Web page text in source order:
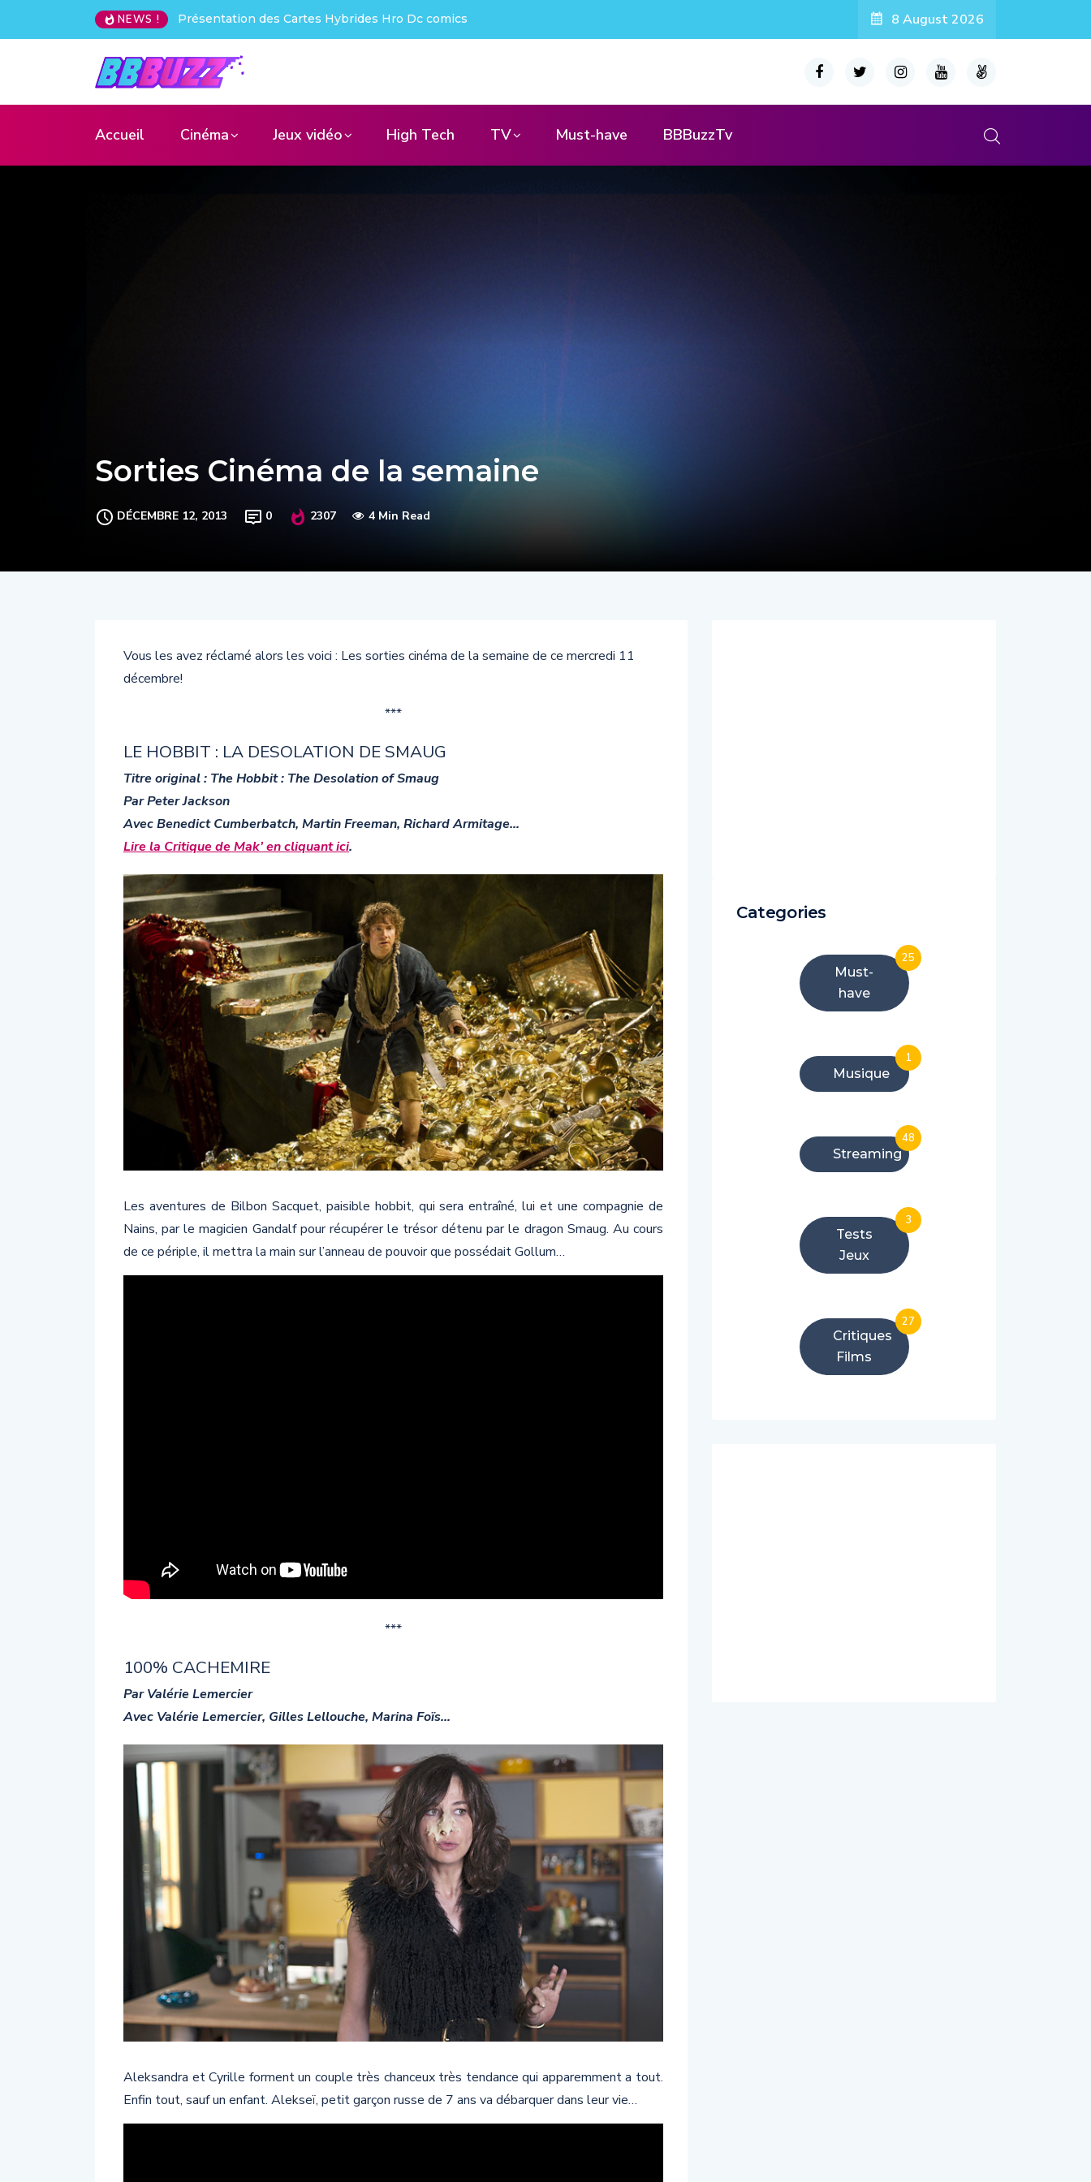
NEWS ! Test Wanbo ToGo Pro : le vidéoprojecteur nomade qui déchire ! 8 August 2026
Accueil Cinéma Jeux vidéo High Tech TV Must-have BBBuzzTv
Sorties Cinéma de la semaine
DÉCEMBRE 12, 2013 0 2307 4 Min Read
Vous les avez réclamé alors les voici : Les sorties cinéma de la semaine de ce mercredi 11
décembre!
***
LE HOBBIT : LA DESOLATION DE SMAUG
Titre original : The Hobbit : The Desolation of Smaug
Par Peter Jackson
Avec Benedict Cumberbatch, Martin Freeman, Richard Armitage…
Lire la Critique de Mak’ en cliquant ici.
Les aventures de Bilbon Sacquet, paisible hobbit, qui sera entraîné, lui et une compagnie de
Nains, par le magicien Gandalf pour récupérer le trésor détenu par le dragon Smaug. Au cours
de ce périple, il mettra la main sur l’anneau de pouvoir que possédait Gollum…
***
100% CACHEMIRE
Par Valérie Lemercier
Avec Valérie Lemercier, Gilles Lellouche, Marina Foïs…
Aleksandra et Cyrille forment un couple très chanceux très tendance qui apparemment a tout.
Enfin tout, sauf un enfant. Alekseï, petit garçon russe de 7 ans va débarquer dans leur vie…
Categories
Must-
have
25
Musique
1
Streaming
48
Tests
Jeux
3
Critiques
Films
27